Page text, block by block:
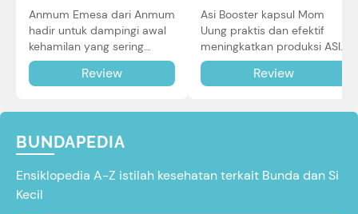
Anmum Emesa dari Anmum
hadir untuk dampingi awal
kehamilan yang sering
diiringi dengan mual dan
muntah. Simak reviewnya di
Review
Asi Booster kapsul Mom
Uung praktis dan efektif
meningkatkan produksi ASI
Bunda untuk Si Kecil. Simak
review lengkapnya di sini.
Review
BUNDAPEDIA
Ensiklopedia A-Z istilah kesehatan terkait Bunda dan Si
Kecil